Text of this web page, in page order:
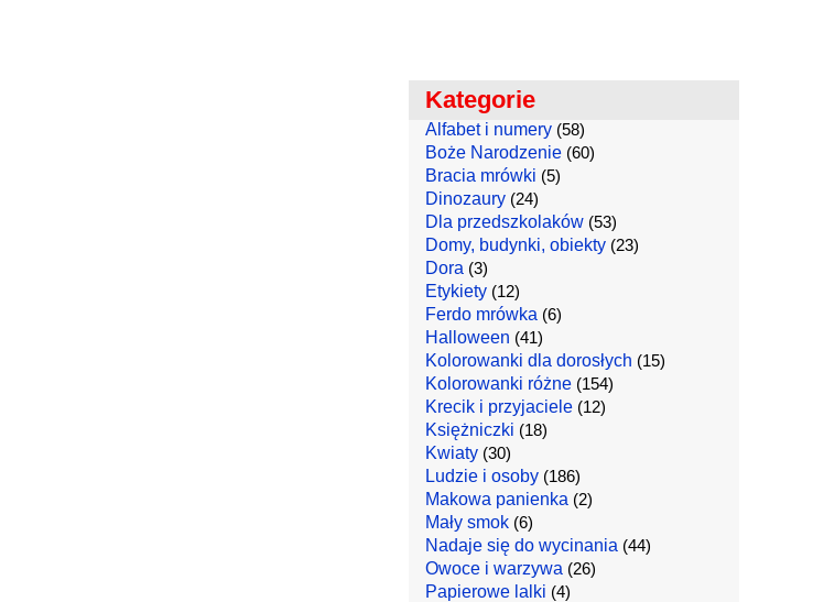
Kategorie
Alfabet i numery(58)
Boże Narodzenie(60)
Bracia mrówki (5)
Dinozaury(24)
Dla przedszkolaków(53)
Domy, budynki, obiekty(23)
Dora (3)
Etykiety(12)
Ferdo mrówka (6)
Halloween (41)
Kolorowanki dla dorosłych (15)
Kolorowanki różne(154)
Krecik i przyjaciele(12)
Księżniczki (18)
Kwiaty(30)
Ludzie i osoby(186)
Makowa panienka (2)
Mały smok(6)
Nadaje się do wycinania (44)
Owoce i warzywa (26)
Papierowe lalki (4)